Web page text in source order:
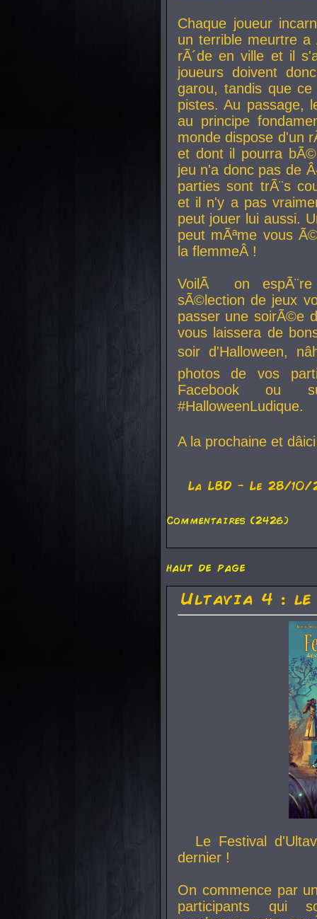
Chaque joueur
un terrible meurtre
rÃ´de en ville et il
joueurs doivent
garou, tandis que
pistes. Au passage,
au principe
monde dispose d'un
et dont il pourra
jeu n'a donc pas de
parties sont trÃ¨s
et il n'y a pas
peut jouer lui aussi.
peut mÃªme vous
la flemmeÂ !
VoilÃ on
sÃ©lection de jeux
passer une soirÃ©e
vous laissera de
soir d'Halloween,
photos de vos
Facebook ou
#HalloweenLudique.
A la prochaine et
La LBD - Le 28/10/
Commentaires (2426)
haut de page
Ultavia 4 :
Le Festival
dernier !
On commence par
participants qui